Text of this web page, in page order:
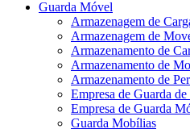
Guarda Móvel
Armazenagem de
Armazenagem de
Armazenamento de
Armazenamento de
Armazenamento de
Empresa de Guarda
Empresa de Guarda
Guarda Mobílias